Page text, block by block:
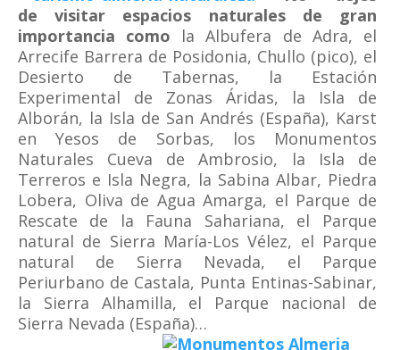
de visitar espacios naturales de gran
importancia como la Albufera de Adra, el
Arrecife Barrera de Posidonia, Chullo (pico), el
Desierto de Tabernas, la Estación
Experimental de Zonas Áridas, la Isla de
Alborán, la Isla de San Andrés (España), Karst
en Yesos de Sorbas, los Monumentos
Naturales Cueva de Ambrosio, la Isla de
Terreros e Isla Negra, la Sabina Albar, Piedra
Lobera, Oliva de Agua Amarga, el Parque de
Rescate de la Fauna Sahariana, el Parque
natural de Sierra María-Los Vélez, el Parque
natural de Sierra Nevada, el Parque
Periurbano de Castala, Punta Entinas-Sabinar,
la Sierra Alhamilla, el Parque nacional de
Sierra Nevada (España)…